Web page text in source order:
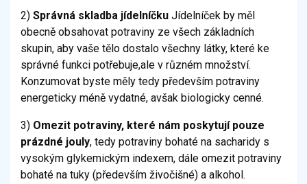
2) Správná skladba jídelníčku Jídelníček by měl
obecně obsahovat potraviny ze všech základních
skupin, aby vaše tělo dostalo všechny látky, které ke
správné funkci potřebuje,ale v různém množství.
Konzumovat byste měly tedy především potraviny
energeticky méně vydatné, avšak biologicky cenné.
3) Omezit potraviny, které nám poskytují pouze
prázdné jouly, tedy potraviny bohaté na sacharidy s
vysokým glykemickým indexem, dále omezit potraviny
bohaté na tuky (především živočišné) a alkohol.